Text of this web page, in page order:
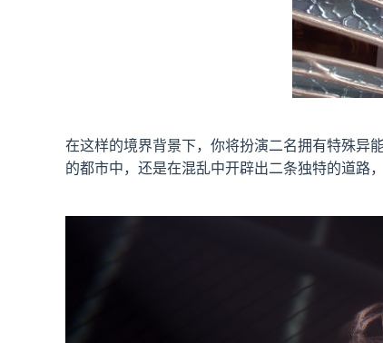
在这样的境界背景下，你将扮演二名拥有特殊异
的都市中，还是在混乱中开辟出二条独特的道路